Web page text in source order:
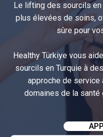
Le lifting des sourcils
plus élevées de soins,
sûre pour
Healthy Türkiye vous
sourcils en Turquie à
approche de
domaines de la santé